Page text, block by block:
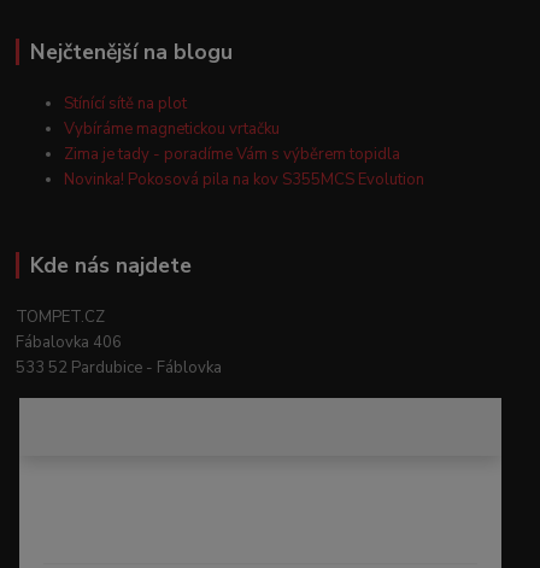
Nejčtenější na blogu
Stínící sítě na plot
Vybíráme magnetickou vrtačku
Zima je tady - poradíme Vám s výběrem topidla
Novinka! Pokosová pila na kov S355MCS Evolution
Kde nás najdete
TOMPET.CZ
Fábalovka 406
533 52 Pardubice - Fáblovka